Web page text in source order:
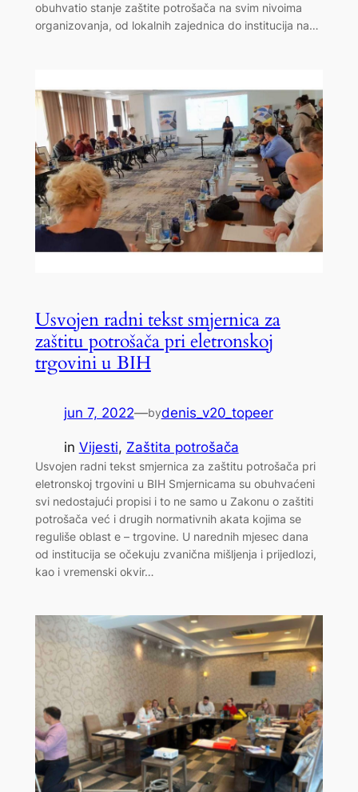
obuhvatio stanje zaštite potrošača na svim nivoima
organizovanja, od lokalnih zajednica do institucija na…
Usvojen radni tekst smjernica za
zaštitu potrošača pri eletronskoj
trgovini u BIH
jun 7, 2022—bydenis_v20_topeer
in Vijesti, Zaštita potrošača
Usvojen radni tekst smjernica za zaštitu potrošača pri
eletronskoj trgovini u BIH Smjernicama su obuhvaćeni
svi nedostajući propisi i to ne samo u Zakonu o zaštiti
potrošača već i drugih normativnih akata kojima se
reguliše oblast e – trgovine. U narednih mjesec dana
od institucija se očekuju zvanična mišljenja i prijedlozi,
kao i vremenski okvir…